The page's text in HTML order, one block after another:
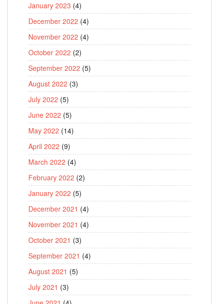
January 2023 (4)
December 2022 (4)
November 2022 (4)
October 2022 (2)
September 2022 (5)
August 2022 (3)
July 2022 (5)
June 2022 (5)
May 2022 (14)
April 2022 (9)
March 2022 (4)
February 2022 (2)
January 2022 (5)
December 2021 (4)
November 2021 (4)
October 2021 (3)
September 2021 (4)
August 2021 (5)
July 2021 (3)